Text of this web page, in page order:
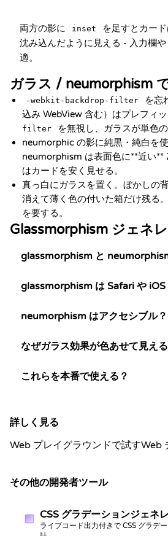
両方の影に inset
を足すとカー
沈み込んだように見える - 入力欄
適。
ガラス / neumorphism
-webkit-backdrop-filter
を忘
込み WebView 含む）はプレフィ
filter
を無視し、ガラスが単色
neumorphic の影に純黒・純白を
neumorphism は表面色に**近い**
はカードを安く見せる。
真っ白にガラスを置く。ぼかしの
消えて薄く色の付いた箱だけ残る
を要する。
Glassmorphism ジェネ
glassmorphism と
glassmorphism は Safari や iOS
neumorphism はアクセシブル？
なぜガラス効果が色あせて見え
これらを本番で使える？
詳しく見る
Web プレイグラウンドで試すWeb
その他の開発者ツール
CSS グラデーションジェネ
ライブコード出力付きで CSS グラデ